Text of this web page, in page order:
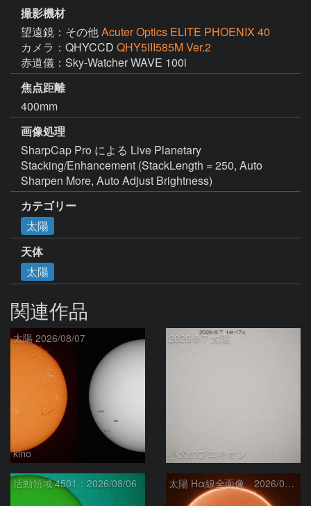
撮影機材
望遠鏡：その他Acuter Optics ELITE PHOENIX 40
カメラ：QHYCCD QHY5III585M Ver.2
赤道儀：Sky-Watcher WAVE 100i
焦点距離
400mm
画像処理
SharpCap Pro による Live Planetary
Stacking/Enhancement (StackLength = 250, Auto
Sharpen More, Auto Adjust Brightness)
カテゴリー
太陽
天体
太陽
関連作品
太陽 2026/08/07
kino
2026/8/7 太陽
小犬のプロキオン
活動領域 4501：2026/08/06 太陽 Hα線全面像 2026/08/07